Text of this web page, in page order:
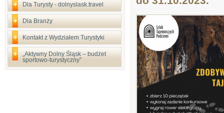
Dla Turysty - dolnyslask.travel
Dla Branży
Kontakt z Wydziałem Turystyki
„Aktywny Dolny Śląsk – budżet
sportowo-turystyczny”